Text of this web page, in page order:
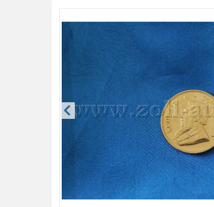
Auktionsdetails
zurück blättern